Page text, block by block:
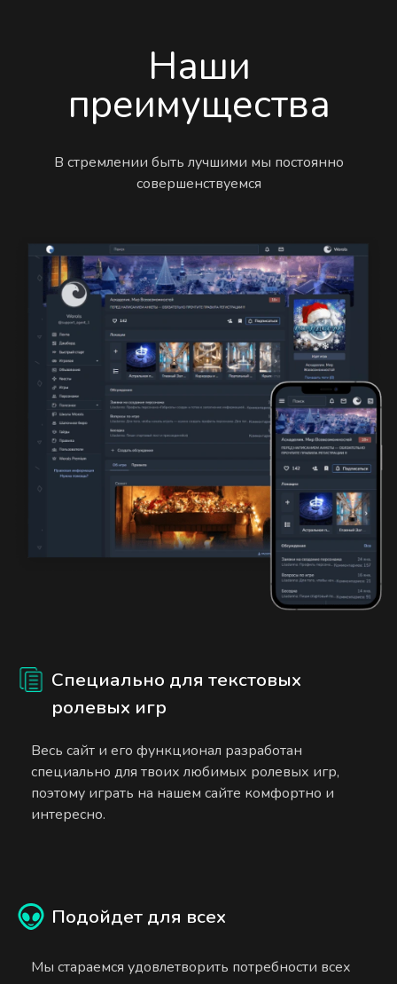
Наши
преимущества
В стремлении быть лучшими мы постоянно
совершенствуемся
Специально для текстовых
ролевых игр
Весь сайт и его функционал разработан
специально для твоих любимых ролевых игр,
поэтому играть на нашем сайте комфортно и
интересно.
Подойдет для всех
Мы стараемся удовлетворить потребности всех